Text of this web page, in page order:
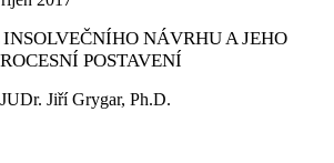
INSOLVEČNÍHO NÁVRHU A JEHO
POSTAVENÍ
JUDr. Jiří Grygar, Ph.D.